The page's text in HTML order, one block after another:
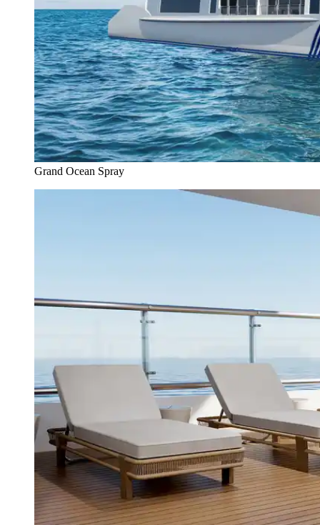
Grand Ocean Spray